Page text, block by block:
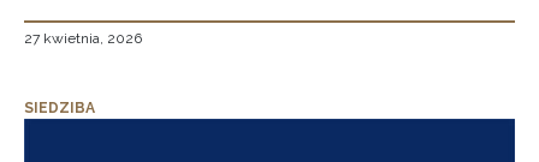
27 kwietnia, 2026
SIEDZIBA